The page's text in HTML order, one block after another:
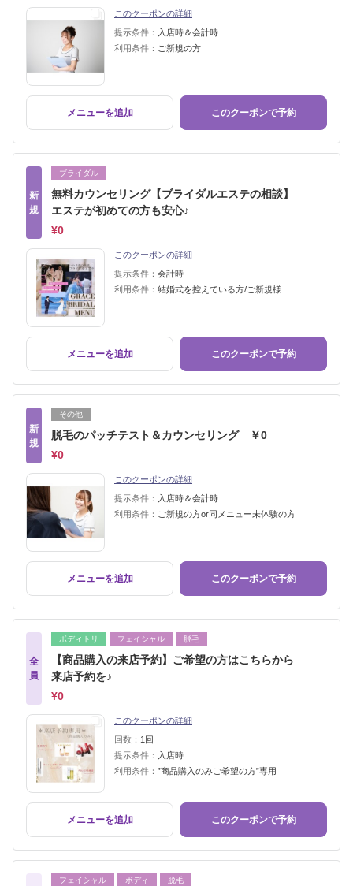
このクーポンの詳細
提示条件：
入店時＆会計時
利用条件： ご新規の方
メニューを追加 このクーポンで予約
新
規
ブライダル
無料カウンセリング【ブライダルエステの相談】
エステが初めての方も安心♪
¥0
このクーポンの詳細
提示条件： 会計時
利用条件： 結婚式を控えている方/ご新規様
メニューを追加 このクーポンで予約
新
規
その他
脱毛のパッチテスト＆カウンセリング ￥0
¥0
このクーポンの詳細
提示条件：
入店時＆会計時
利用条件： ご新規の方or同メニュー未体験の方
メニューを追加 このクーポンで予約
全
員
ボディトリ フェイシャル 脱毛
【商品購入の来店予約】ご希望の方はこちらから
来店予約を♪
¥0
このクーポンの詳細
回数： 1回
提示条件：
入店時
利用条件： ”商品購入のみご希望の方”専用
メニューを追加 このクーポンで予約
フェイシャル ボディ 脱毛